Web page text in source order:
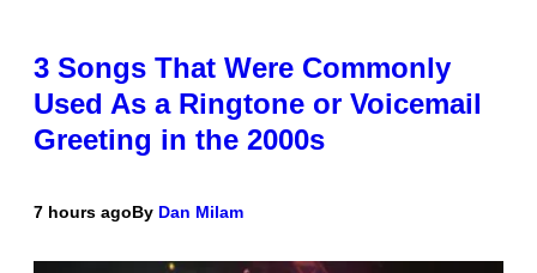
3 Songs That Were Commonly
Used As a Ringtone or Voicemail
Greeting in the 2000s
7 hours agoBy Dan Milam